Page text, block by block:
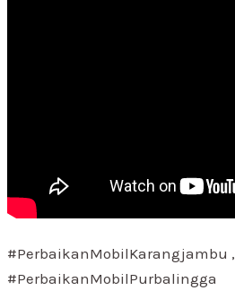
#PerbaikanMobilKarangjambu ,
#PerbaikanMobilPurbalingga